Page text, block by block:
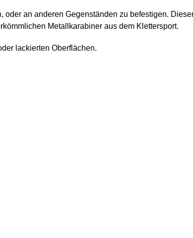
an anderen Gegenständen zu befestigen.
Metallkarabiner aus dem Klettersport.
lackierten Oberflächen.